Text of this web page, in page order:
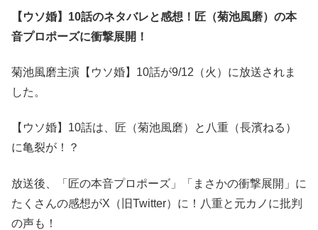
【ウソ婚】10話のネタバレと感想！匠（菊池風磨）の本
音プロポーズに衝撃展開！
菊池風磨主演【ウソ婚】10話が9/12（火）に放送されま
した。
【ウソ婚】10話は、匠（菊池風磨）と八重（長濱ねる）
に亀裂が！？
放送後、「匠の本音プロポーズ」「まさかの衝撃展開」に
たくさんの感想がX（旧Twitter）に！八重と元カノに批判
の声も！